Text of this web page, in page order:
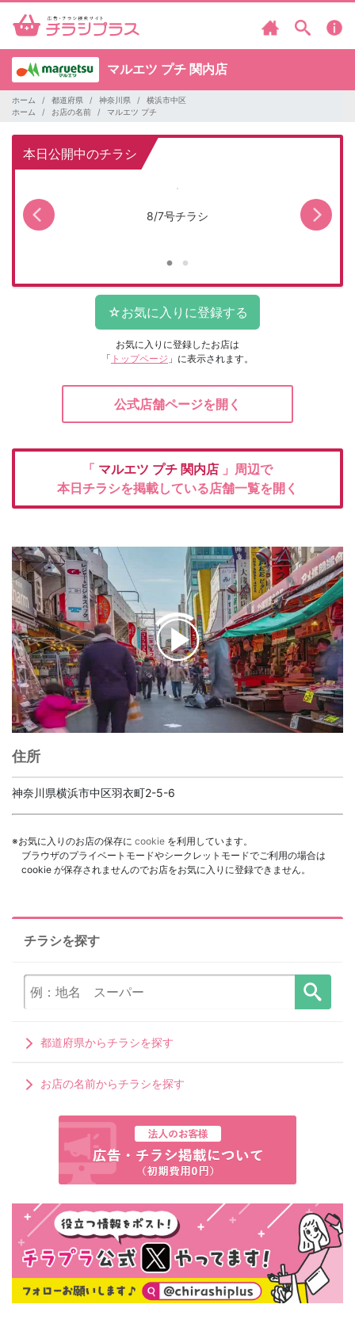
マルエツ プチ 関内店
ホーム 都道府県 神奈川県
横浜市中区
ホーム
お店の名前 マルエツ プチ
本日公開中のチラシ
8/7号チラシ
お気に入りに登録したお店は
「 トップページ 」に表示されます。
公式店舗ページを開く
「 マルエツ プチ 関内店 」周辺で
本日チラシを掲載している店舗一覧を開く
00:00 01:31
住所
神奈川県横浜市中区羽衣町2-5-6
※お気に入りのお店の保存に cookie を利用しています。
ブラウザのプライベートモードやシークレットモードでご利用の場合は
cookie が保存されませんのでお店をお気に入りに登録できません。
チラシを探す
都道府県からチラシを探す
お店の名前からチラシを探す